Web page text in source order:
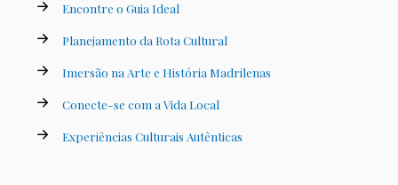
Encontre o Guia Ideal
Planejamento da Rota Cultural
Imersão na Arte e História Madrilenas
Conecte-se com a Vida Local
Experiências Culturais Autênticas